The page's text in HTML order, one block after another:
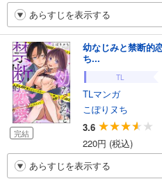
あらすじを表示する
完結
幼なじみと禁断的
ち...
TL
TLマンガ
こぽりヌち
3.6
220円 (税込)
あらすじを表示する